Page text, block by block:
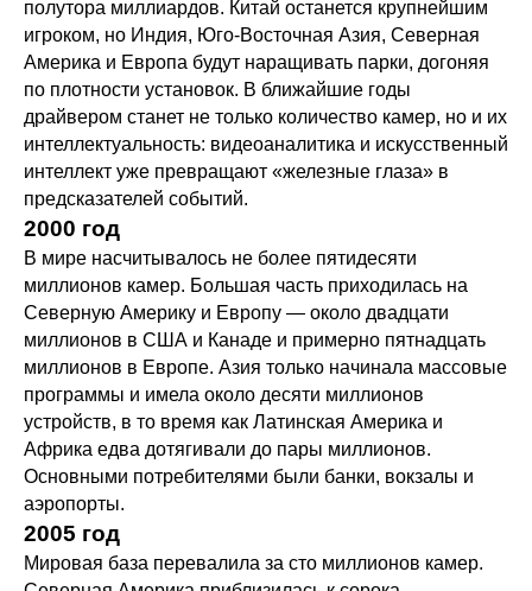
полутора миллиардов. Китай останется крупнейшим
игроком, но Индия, Юго-Восточная Азия, Северная
Америка и Европа будут наращивать парки, догоняя
по плотности установок. В ближайшие годы
драйвером станет не только количество камер, но и их
интеллектуальность: видеоаналитика и искусственный
интеллект уже превращают «железные глаза» в
предсказателей событий.
2000 год
В мире насчитывалось не более пятидесяти
миллионов камер. Большая часть приходилась на
Северную Америку и Европу — около двадцати
миллионов в США и Канаде и примерно пятнадцать
миллионов в Европе. Азия только начинала массовые
программы и имела около десяти миллионов
устройств, в то время как Латинская Америка и
Африка едва дотягивали до пары миллионов.
Основными потребителями были банки, вокзалы и
аэропорты.
2005 год
Мировая база перевалила за сто миллионов камер.